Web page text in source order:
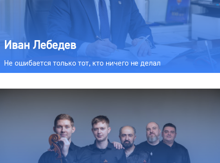
Иван Лебедев
Не ошибается только тот, кто ничего не делал